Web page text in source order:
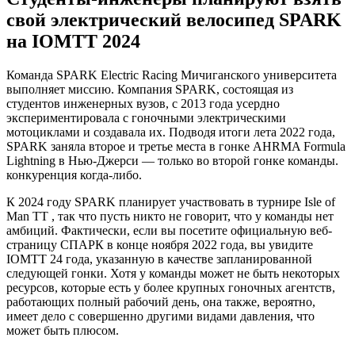
свой электрический велосипед SPARK
на IOMTT 2024
Команда SPARK Electric Racing Мичиганского университета
выполняет миссию. Компания SPARK, состоящая из
студентов инженерных вузов, с 2013 года усердно
экспериментировала с гоночными электрическими
мотоциклами и создавала их. Подводя итоги лета 2022 года,
SPARK заняла второе и третье места в гонке AHRMA Formula
Lightning в Нью-Джерси — только во второй гонке команды.
конкуренция когда-либо.
К 2024 году SPARK планирует участвовать в турнире Isle of
Man TT , так что пусть никто не говорит, что у команды нет
амбиций. Фактически, если вы посетите официальную веб-
страницу СПАРК в конце ноября 2022 года, вы увидите
IOMTT 24 года, указанную в качестве запланированной
следующей гонки. Хотя у команды может не быть некоторых
ресурсов, которые есть у более крупных гоночных агентств,
работающих полный рабочий день, она также, вероятно,
имеет дело с совершенно другими видами давления, что
может быть плюсом.